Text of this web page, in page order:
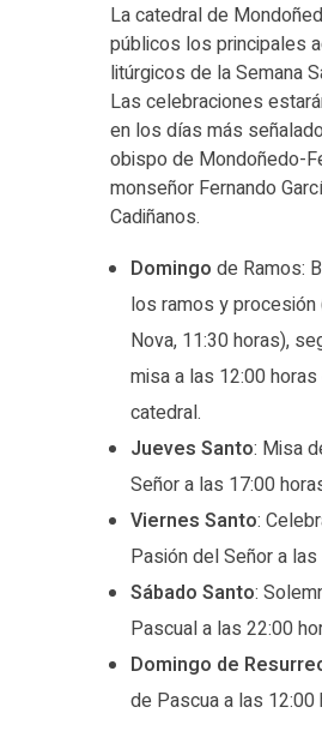
La catedral de
públicos los principales
litúrgicos de la Semana
Las celebraciones
en los días más
obispo de Mondoñedo-
monseñor Fernando
Cadiñanos.​
Domingo de Ramos:
los ramos y procesión
Nova, 11:30 horas),
misa a las 12:00
catedral.
Jueves Santo: Misa
Señor a las 17:00
Viernes Santo:
Pasión del Señor a
Sábado Santo:
Pascual a las 22:00
Domingo de
de Pascua a las 12:00